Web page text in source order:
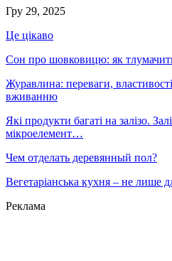
Гру 29, 2025
Це цікаво
Сон про шовковицю: як
Журавлина: переваги,
вживанню
Які продукти багаті на залізо.
мікроелемент…
Чем отделать деревянный пол?
Вегетаріанська кухня – не лише
Реклама